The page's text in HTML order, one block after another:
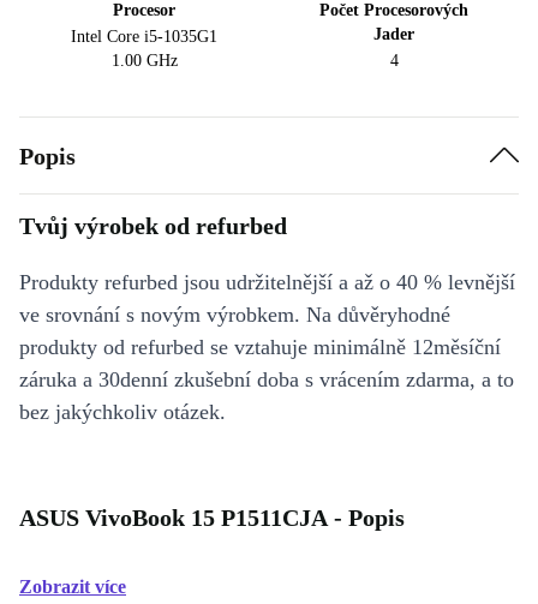
Procesor
Intel Core i5-1035G1
1.00 GHz
Počet Procesorových
Jader
4
Popis
Tvůj výrobek od refurbed
Produkty refurbed jsou udržitelnější a až o 40 % levnější
ve srovnání s novým výrobkem. Na důvěryhodné
produkty od refurbed se vztahuje minimálně 12měsíční
záruka a 30denní zkušební doba s vrácením zdarma, a to
bez jakýchkoliv otázek.
ASUS VivoBook 15 P1511CJA - Popis
Zobrazit více